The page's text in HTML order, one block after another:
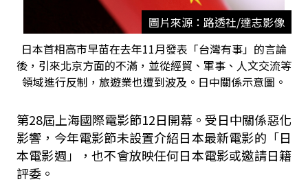
圖片來源：路透社/達志影像
日本首相高市早苗在去年11月發表「台灣有事」的言論
後，引來北京方面的不滿，並從經貿、軍事、人文交流等
領域進行反制，旅遊業也遭到波及。日中關係示意圖。
第28屆上海國際電影節12日開幕。受日中關係惡化
影響，今年電影節未設置介紹日本最新電影的「日
本電影週」，也不會放映任何日本電影或邀請日籍
評委。